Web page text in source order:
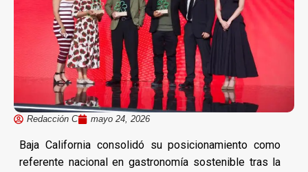
Redacción C mayo 24, 2026
Baja California consolidó su posicionamiento como
referente nacional en gastronomía sostenible tras la